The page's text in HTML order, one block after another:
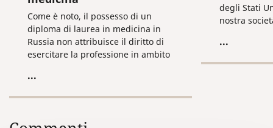
Come è noto, il possesso di un
diploma di laurea in medicina in
Russia non attribuisce il diritto di
esercitare la professione in ambito
un’università di medicina si ottiene
...
degli Stati
nostra
deltimbro
...